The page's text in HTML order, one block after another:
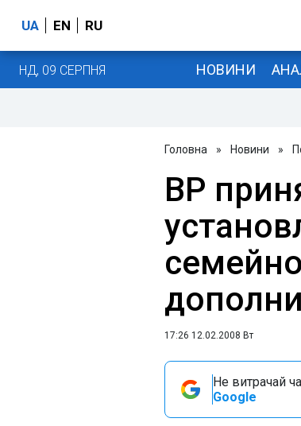
UA EN RU
НД, 09 СЕРПНЯ НОВИНИ
Головна » Новини »
ВР
17:26 12.02.2008 Вт
Не витрачай
Google